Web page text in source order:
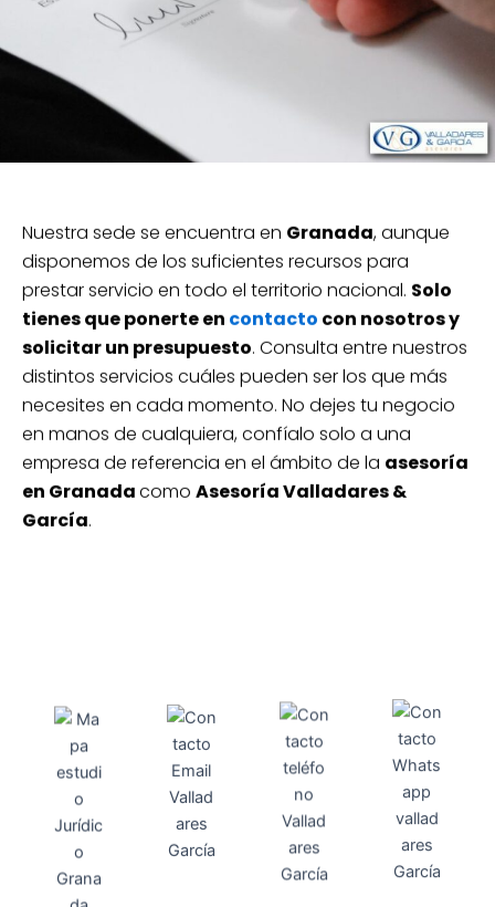
Nuestra sede se encuentra en Granada, aunque
disponemos de los suficientes recursos para
prestar servicio en todo el territorio nacional. Solo
tienes que ponerte en contacto con nosotros y
solicitar un presupuesto. Consulta entre nuestros
distintos servicios cuáles pueden ser los que más
necesites en cada momento. No dejes tu negocio
en manos de cualquiera, confíalo solo a una
empresa de referencia en el ámbito de la asesoría
en Granadacomo Asesoría Valladares &
García.